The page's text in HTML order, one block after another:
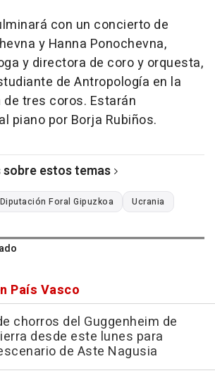
con un concierto de
y Hanna Ponochevna,
y directora de coro y orquesta,
de Antropología en la
de tres coros. Estarán
piano por Borja Rubiños.
estos temas
Diputación Foral Gipuzkoa Ucrania
País Vasco
chorros del Guggenheim de
desde este lunes para
de Aste Nagusia